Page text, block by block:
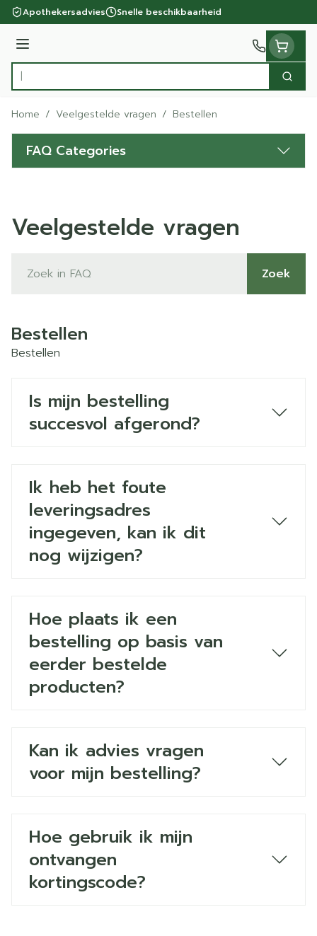
Ga naar de inhoud
Apothekersadvies Snelle beschikbaarheid
Menu
Product, merk, categorie...
Zoek
Home / Veelgestelde vragen / Bestellen
FAQ Categories
Veelgestelde vragen
Zoek
Bestellen
Bestellen
Is mijn bestelling
succesvol afgerond?
Ik heb het foute
leveringsadres
ingegeven, kan ik dit
nog wijzigen?
Hoe plaats ik een
bestelling op basis van
eerder bestelde
producten?
Kan ik advies vragen
voor mijn bestelling?
Hoe gebruik ik mijn
ontvangen
kortingscode?